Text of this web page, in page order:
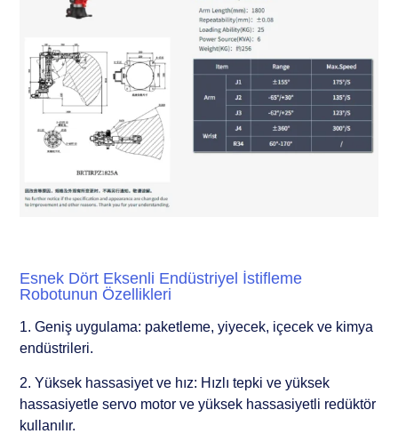
Esnek Dört Eksenli Endüstriyel İstifleme
Robotunun Özellikleri
1. Geniş uygulama: paketleme, yiyecek, içecek ve kimya
endüstrileri.
2. Yüksek hassasiyet ve hız: Hızlı tepki ve yüksek
hassasiyetle servo motor ve yüksek hassasiyetli redüktör
kullanılır.